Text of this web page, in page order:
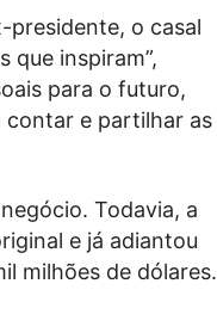
presidente, o casal
que inspiram”,
para o futuro,
contar e partilhar as
Todavia, a
e já adiantou
milhões de dólares.